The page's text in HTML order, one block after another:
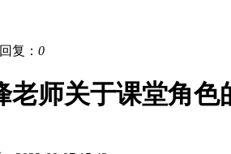
回复： 0
老师关于课堂角色